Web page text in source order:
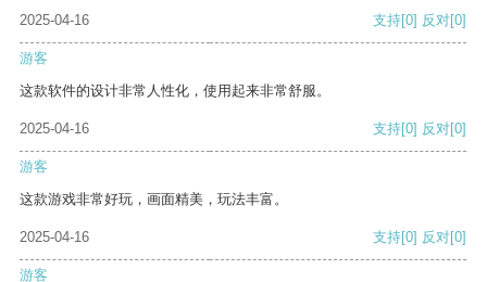
2025-04-16 支持[0] 反对[0]
游客
这款软件的设计非常人性化，使用起来非常舒服。
2025-04-16 支持[0] 反对[0]
游客
这款游戏非常好玩，画面精美，玩法丰富。
2025-04-16 支持[0] 反对[0]
游客